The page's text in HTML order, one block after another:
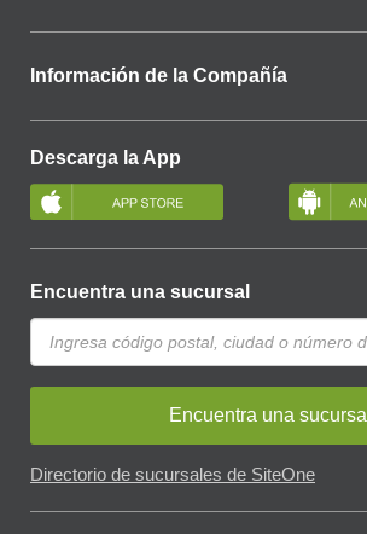
Información de la Compañía
Descarga la App
Encuentra una sucursal
Encuentra una sucursal
Directorio de sucursales de SiteOne